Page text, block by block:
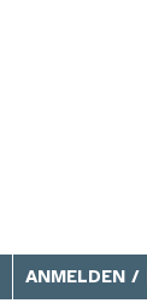
ANMELDEN /